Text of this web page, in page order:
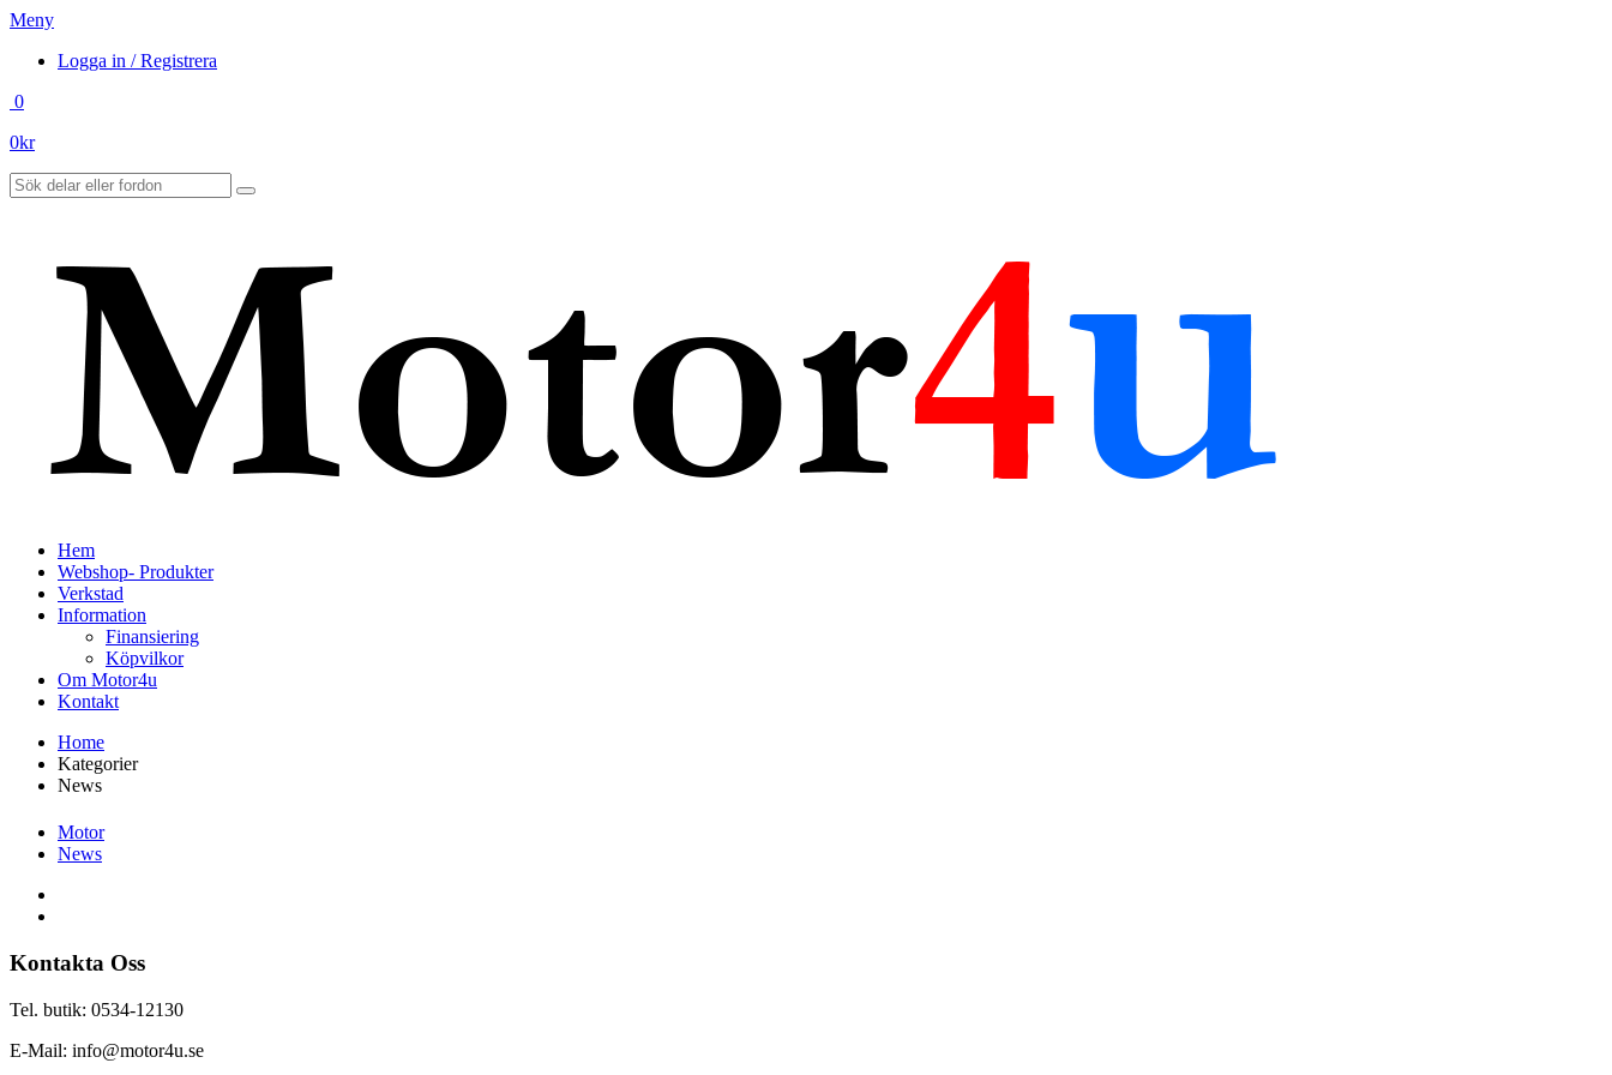
Meny
Logga in / Registrera
0
0kr
Hem
Webshop- Produkter
Verkstad
Information
Finansiering
Köpvilkor
Om Motor4u
Kontakt
Home
Kategorier
News
Motor
News
Kontakta Oss
Tel. butik: 0534-12130
E-Mail: info@motor4u.se